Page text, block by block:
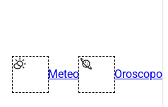
Meteo Oroscopo